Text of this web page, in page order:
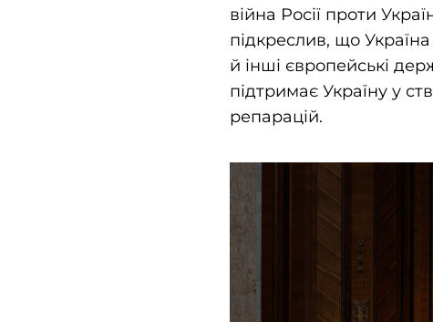
війна Росії проти
підкреслив, що
й інші європейські
підтримає Україну у
репарацій.